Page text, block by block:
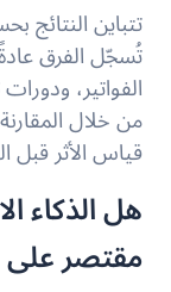
تتباين
تُسجّل الفرق
الفواتير،
من خلال
قياس الأثر قبل
هل الذكاء
مقتصر